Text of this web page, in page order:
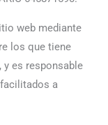
web mediante
los que tiene
y es responsable
a